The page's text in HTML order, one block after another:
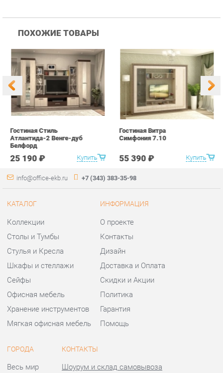
Купить
Гостиная Стиль
Атлантида-2 Венге-дуб
Белфорд
25 190 ₽ Купить
Симфония 7.10
55 390 ₽
info@office-ekb.ru +7 (343) 383-35-98
КАТАЛОГ
Коллекции
Столы и Тумбы
Стулья и Кресла
Шкафы и стеллажи
Сейфы
ИНФОРМАЦИЯ
Контакты
Дизайн
Доставка и Оплата
Скидки и Акции
ГОРОДА
Весь мир
Екатеринбург
КОНТАКТЫ
Шоурум и склад самовывоза
Уральских рабочих, 54
Телефон: +7 (343) 383-35-98
Отправить сообщение